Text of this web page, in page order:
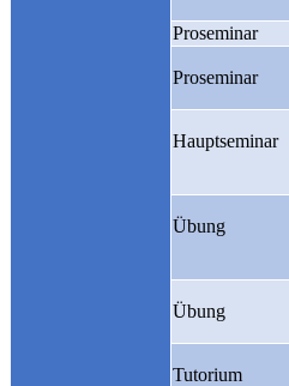
Proseminar
Proseminar
Hauptseminar
Übung
Übung
Tutorium